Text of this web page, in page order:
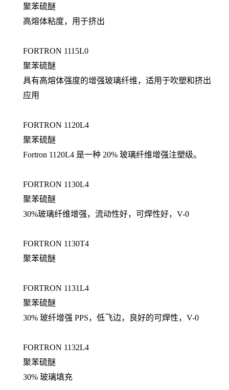
聚苯硫醚
高熔体粘度，用于挤出
FORTRON 1115L0
聚苯硫醚
具有高熔体强度的增强玻璃纤维，适用于吹塑和挤出
应用
FORTRON 1120L4
聚苯硫醚
Fortron 1120L4 是一种 20% 玻璃纤维增强注塑级。
FORTRON 1130L4
聚苯硫醚
30%玻璃纤维增强，流动性好，可焊性好，V-0
FORTRON 1130T4
聚苯硫醚
FORTRON 1131L4
聚苯硫醚
30% 玻纤增强 PPS，低飞边，良好的可焊性，V-0
FORTRON 1132L4
聚苯硫醚
30% 玻璃填充